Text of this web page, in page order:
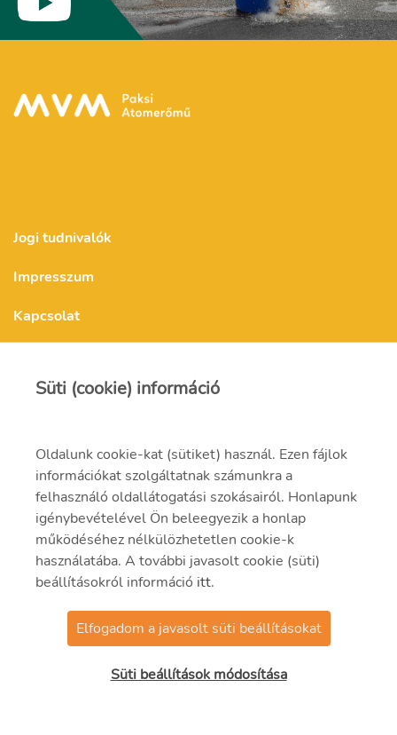
Jogi tudnivalók
Impresszum
Kapcsolat
MVM Paksi Atomerőmű Zrt.
atom​eromu@npp.hu​ ​
7030 Paks, hrsz.: 8803/17
06 (75) 505-000
© 2021 MVM Zrt
Süti (cookie) információ
Oldalunk cookie-kat (sütiket) használ. Ezen fájlok
információkat szolgáltatnak számunkra a
felhasználó oldallátogatási szokásairól. Honlapunk
igénybevételével Ön beleegyezik a honlap
működéséhez nélkülözhetetlen cookie-k
használatába. A további javasolt cookie (süti)
beállításokról információ itt.
Elfogadom a javasolt süti beállításokat
Süti beállítások módosítása